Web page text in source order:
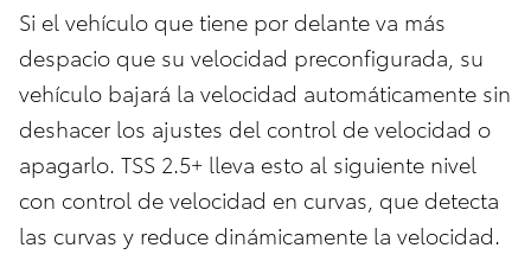
Si el vehículo que tiene por delante va más
despacio que su velocidad preconfigurada, su
vehículo bajará la velocidad automáticamente sin
deshacer los ajustes del control de velocidad o
apagarlo. TSS 2.5+ lleva esto al siguiente nivel
con control de velocidad en curvas, que detecta
las curvas y reduce dinámicamente la velocidad.